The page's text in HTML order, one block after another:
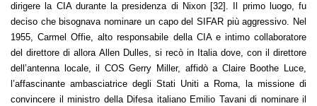
dirigere la CIA durante la presidenza di Nixon [32]. Il primo luogo, fu
deciso che bisognava nominare un capo del SIFAR più aggressivo. Nel
1955, Carmel Offie, alto responsabile della CIA e intimo collaboratore
del direttore di allora Allen Dulles, si recò in Italia dove, con il direttore
dell’antenna locale, il COS Gerry Miller, affidò a Claire Boothe Luce,
l’affascinante ambasciatrice degli Stati Uniti a Roma, la missione di
convincere il ministro della Difesa italiano Emilio Tavani di nominare il